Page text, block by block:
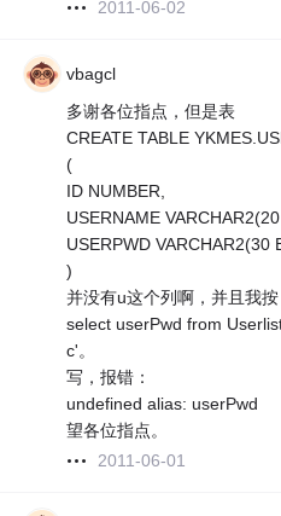
2011-06-02
vbagcl
多谢各位指点，但是表
CREATE TABLE
(
ID NUMBER,
USERNAME
USERPWD VARCHAR2(30
)
并没有u这个列啊，并且我按
select userPwd from
c'。
写，报错：
undefined alias: userPwd
望各位指点。
2011-06-01